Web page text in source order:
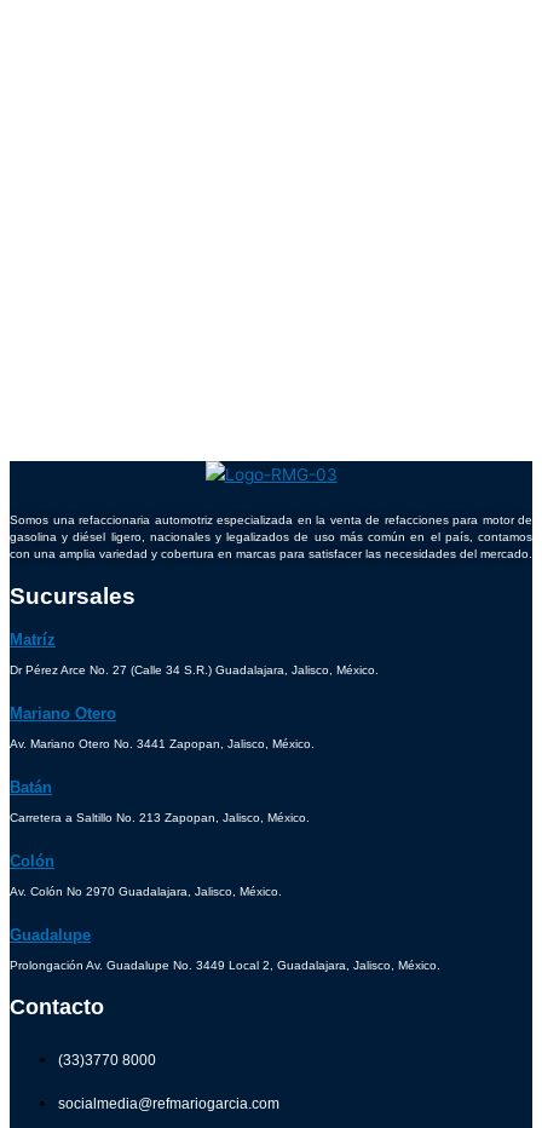
Somos una refaccionaria automotriz especializada en la venta de refacciones para motor de
gasolina y diésel ligero, nacionales y legalizados de uso más común en el país, contamos
con una amplia variedad y cobertura en marcas para satisfacer las necesidades del mercado.
Sucursales
Matríz
Dr Pérez Arce No. 27 (Calle 34 S.R.) Guadalajara, Jalisco, México.
Mariano Otero
Av. Mariano Otero No. 3441 Zapopan, Jalisco, México.
Batán
Carretera a Saltillo No. 213 Zapopan, Jalisco, México.
Colón
Av. Colón No 2970 Guadalajara, Jalisco, México.
Guadalupe
Prolongación Av. Guadalupe No. 3449 Local 2, Guadalajara, Jalisco, México.
Contacto
(33)3770 8000
socialmedia@refmariogarcia.com